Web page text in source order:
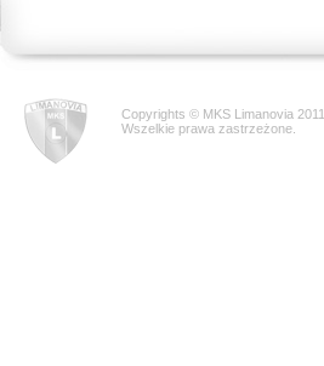
Copyrights © MKS Limanovia 2011
Wszelkie prawa zastrzeżone.